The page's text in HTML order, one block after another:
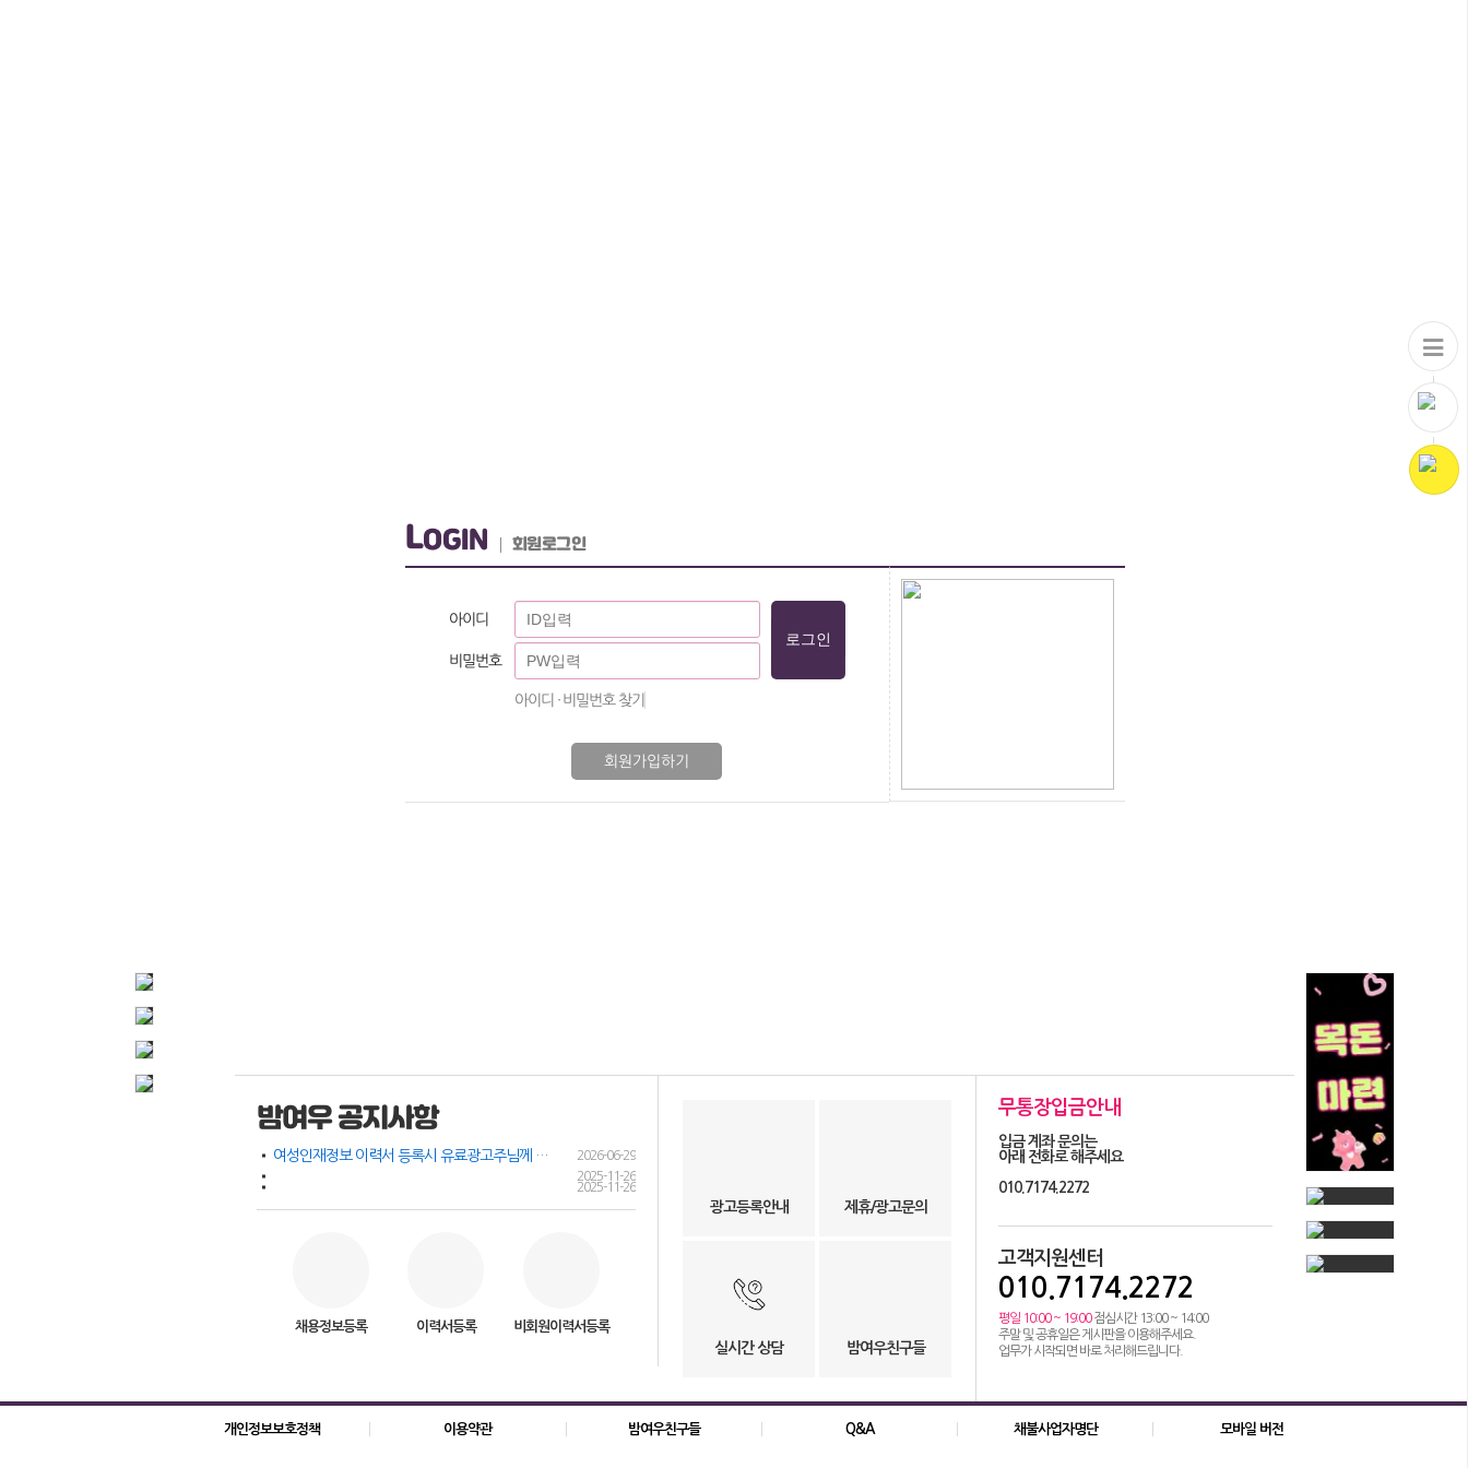
LOGIN 회원로그인
아이디
비밀번호
아이디 · 비밀번호 찾기
회원가입하기
밤여우 공지사항
여성인재정보 이력서 등록시 유료광고주님께 인재정보 문자갑니다!
2026-06-29
2025-11-26
2025-11-26
채용정보등록 이력서등록 비회원이력서등록
광고등록안내 제휴/광고문의
실시간 상담 밤여우친구들
무통장입금안내
입금 계좌 문의는
아래 전화로 해주세요
010.7174.2272
고객지원센터
010.7174.2272
평일 10:00 ~ 19:00점심시간 13:00 ~ 14:00
주말 및 공휴일은 게시판을 이용해주세요.
업무가 시작되면 바로 처리해드립니다.
개인정보보호정책 이용약관 밤여우친구들 Q&A 채불사업자명단 모바일 버전